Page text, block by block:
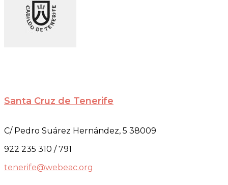
Santa Cruz de Tenerife
C/ Pedro Suárez Hernández, 5 38009
922 235 310 / 791
tenerife@webeac.org